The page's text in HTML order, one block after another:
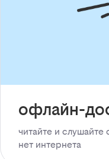
офлайн-
читайте и
нет интернета